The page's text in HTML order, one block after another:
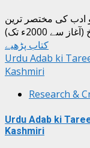
ادب کی مختصر ترین
سے 2000ء تک)
کتاب پڑھیے
Urdu Adab ki
Kashmiri
Research &
Urdu Adab ki
Kashmiri